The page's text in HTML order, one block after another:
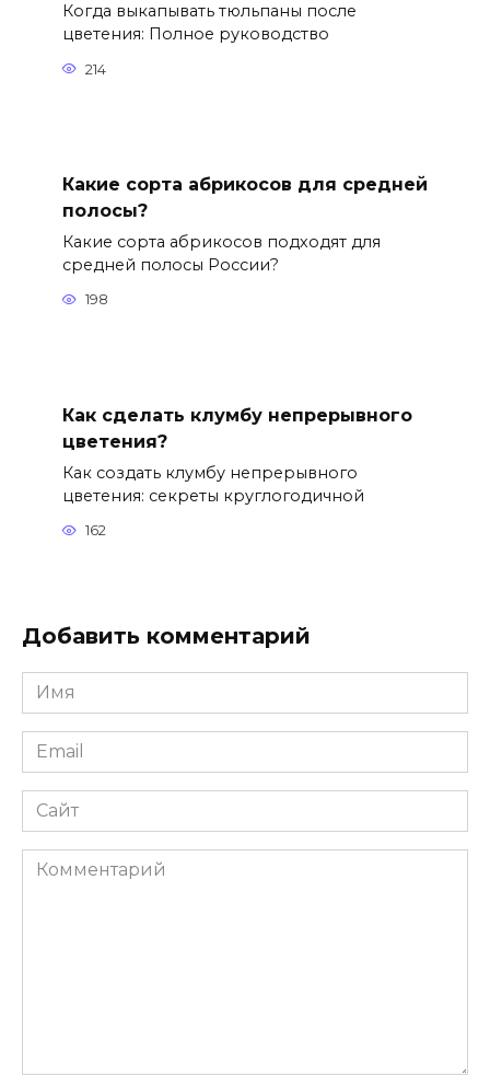
Когда выкапывать тюльпаны после
цветения: Полное руководство
214
Какие сорта абрикосов для средней
полосы?
Какие сорта абрикосов подходят для
средней полосы России?
198
Как сделать клумбу непрерывного
цветения?
Как создать клумбу непрерывного
цветения: секреты круглогодичной
162
Добавить комментарий
Имя
*
Email
*
Сайт
Комментарий